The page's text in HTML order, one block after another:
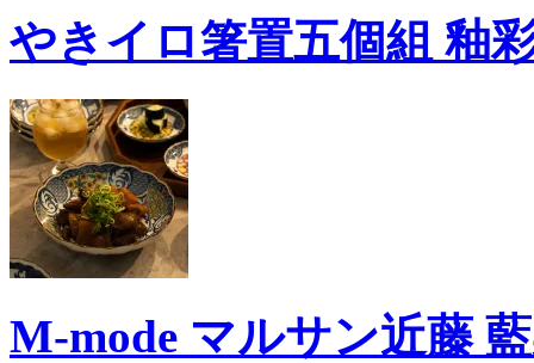
やきイロ箸置五個組 釉
M-mode マルサン近藤